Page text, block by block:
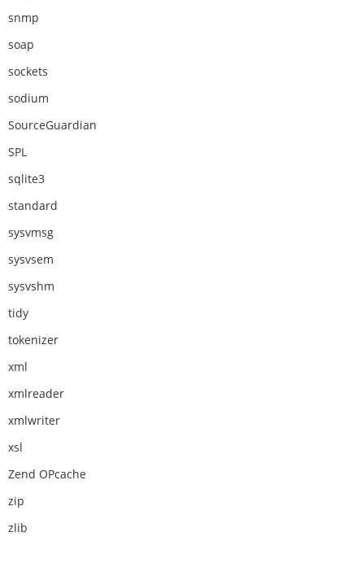
snmp
soap
sockets
sodium
SourceGuardian
SPL
sqlite3
standard
sysvmsg
sysvsem
sysvshm
tidy
tokenizer
xml
xmlreader
xmlwriter
xsl
Zend OPcache
zip
zlib